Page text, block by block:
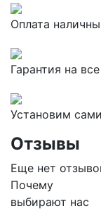
Оплата
Гарантия на
Установим
Отзывы
Еще нет
Почему
выбирают нас